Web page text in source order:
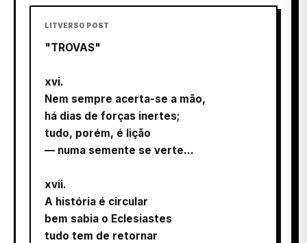
LITVERSO POST
"TROVAS"
xvi.
Nem sempre acerta-se a mão,
há dias de forças inertes;
tudo, porém, é lição
— numa semente se verte…
xvii.
A história é circular
bem sabia o Eclesiastes
tudo tem de retornar